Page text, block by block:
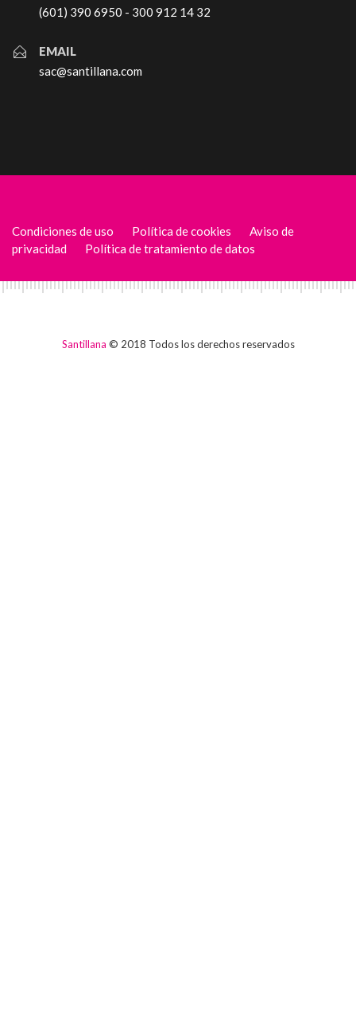
(601) 390 6950 - 300 912 14 32
EMAIL
sac@santillana.com
Condiciones de uso Política de cookies
Aviso de
privacidad
Política de tratamiento de datos
Santillana © 2018 Todos los derechos reservados